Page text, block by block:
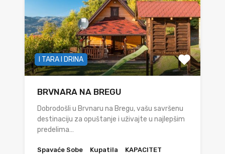
I TARA I DRINA
BRVNARA NA BREGU
Dobrodošli u Brvnaru na Bregu, vašu savršenu
destinaciju za opuštanje i uživajte u najlepšim
predelima…
Spavaće Sobe Kupatila KAPACITET